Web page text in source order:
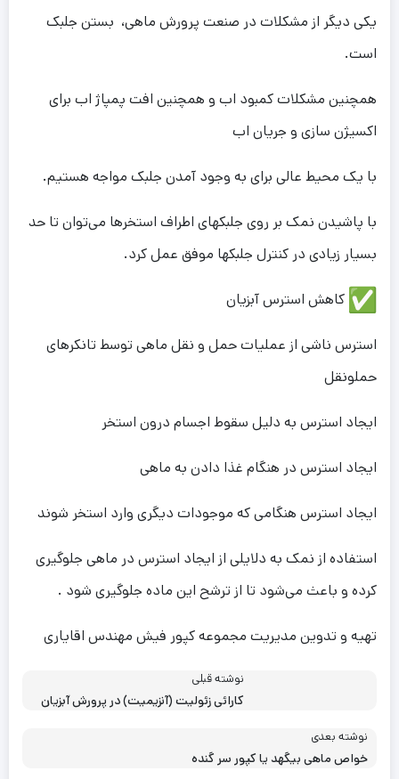
یکی دیگر از مشکلات در صنعت پرورش ماهی، بستن جلبک
است.
همچنین مشکلات کمبود اب و همچنین افت پمپاژ اب برای
اکسیژن سازی و جریان اب
با یک محیط عالی برای به وجود آمدن جلبک مواجه هستیم.
با پاشیدن نمک بر روی‎ جلبک‎های اطراف استخرها می‌توان تا حد
بسیار زیادی در کنترل جلبک‎ها موفق عمل کرد.
کاهش استرس آبزیان
استرس ناشی از عملیات حمل و نقل ماهی توسط تانکرهای
حمل‎و‎نقل
ایجاد استرس به دلیل سقوط اجسام درون استخر
ایجاد استرس در هنگام غذا دادن به ماهی
ایجاد استرس هنگامی که موجودات دیگری وارد استخر شوند
استفاده از نمک به دلایلی از ایجاد استرس در ماهی جلوگیری
کرده و باعث می‌شود تا از ترشح این ماده جلوگیری شود .
تهیه و تدوین مدیریت مجموعه کپور فیش مهندس اقایاری
نوشته قبلی
کارائی زئولیت (آنزیمیت) در پرورش آبزیان
نوشته بعدی
خواص ماهی بیگهد یا کپور سر گنده